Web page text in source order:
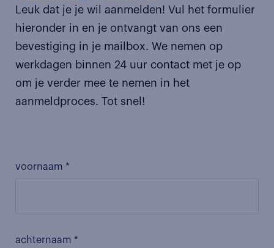
schrijven
sneller solliciteren
vacatures die beter matchen
inschrijven
Leuk dat je je wil aanmelden! Vul het formulier
hieronder in en je ontvangt van ons een
bevestiging in je mailbox. We nemen op
werkdagen binnen 24 uur contact met je op
om je verder mee te nemen in het
aanmeldproces. Tot snel!
voornaam *
achternaam *